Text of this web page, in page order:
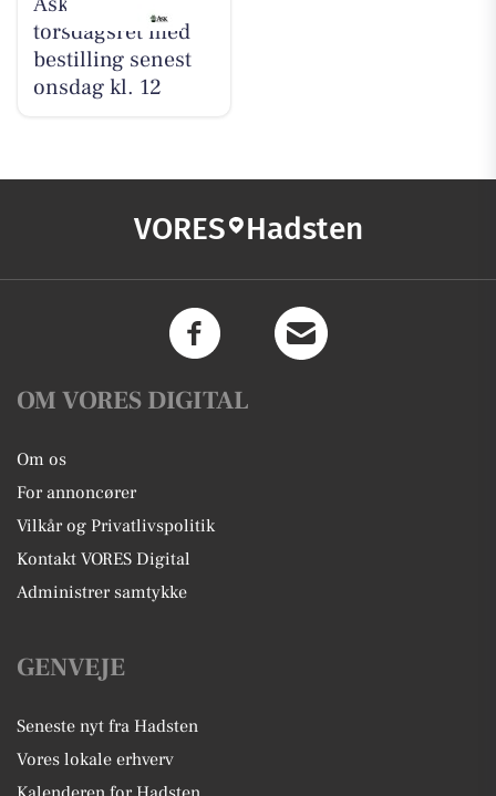
torsdagsret med
bestilling senest
onsdag kl. 12
VORES Hadsten
OM VORES DIGITAL
Om os
For annoncører
Vilkår og Privatlivspolitik
Kontakt VORES Digital
Administrer samtykke
GENVEJE
Seneste nyt fra Hadsten
Vores lokale erhverv